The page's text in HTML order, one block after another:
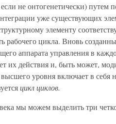
не онтогенетически) путем
уже существующих
элементу
рабочего цик­ла. Вновь
аппарата управления в
их действия и, быть может,
уровня включает в себя
цикл циклов.
мы можем выделить три